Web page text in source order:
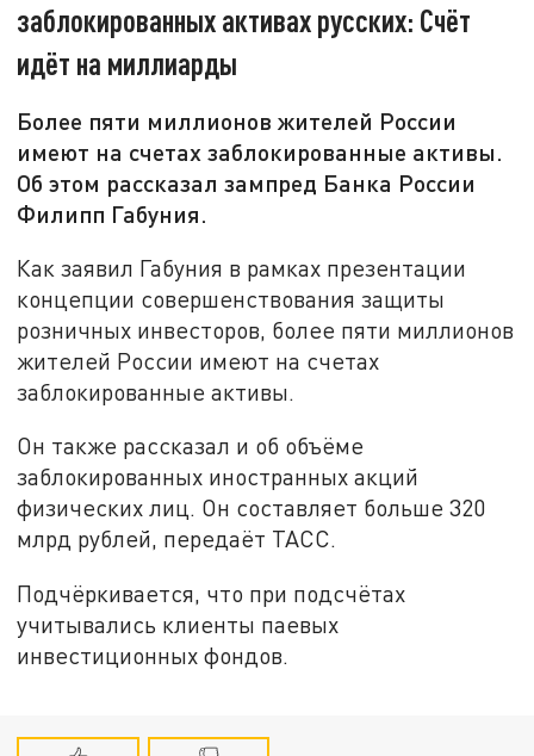
заблокированных активах русских: Счёт
идёт на миллиарды
Более пяти миллионов жителей России
имеют на счетах заблокированные активы.
Об этом рассказал зампред Банка России
Филипп Габуния.
Как заявил Габуния в рамках презентации
концепции совершенствования защиты
розничных инвесторов, более пяти миллионов
жителей России имеют на счетах
заблокированные активы.
Он также рассказал и об объёме
заблокированных иностранных акций
физических лиц. Он составляет больше 320
млрд рублей, передаёт ТАСС.
Подчёркивается, что при подсчётах
учитывались клиенты паевых
инвестиционных фондов.